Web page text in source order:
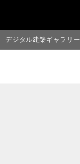
デジタル建築ギャラリー